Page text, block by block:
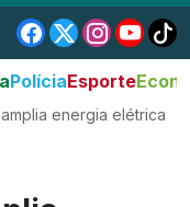
PolíciaEsporte
energia elétrica